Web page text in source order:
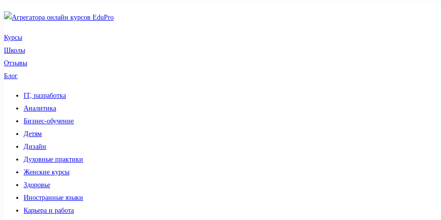
Курсы
Школы
Отзывы
Блог
IT, разработка
Аналитика
Бизнес-обучение
Детям
Дизайн
Духовные практики
Женские курсы
Здоровье
Иностранные языки
Карьера и работа